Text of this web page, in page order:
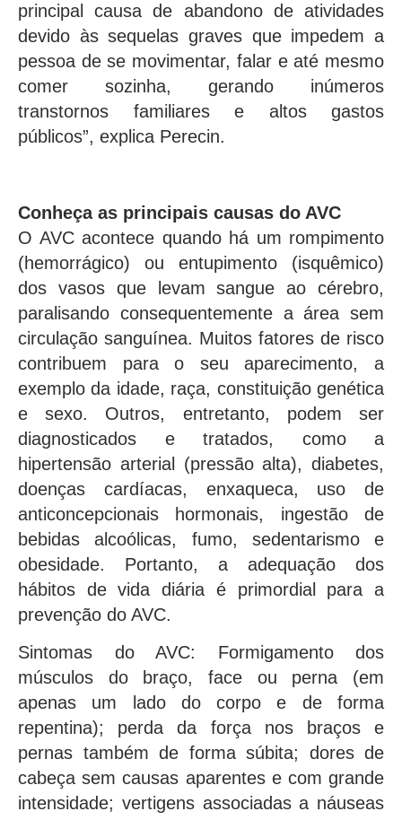
principal causa de abandono de atividades
devido às sequelas graves que impedem a
pessoa de se movimentar, falar e até mesmo
comer sozinha, gerando inúmeros
transtornos familiares e altos gastos
públicos”, explica Perecin.
Conheça as principais causas do AVC
O AVC acontece quando há um rompimento
(hemorrágico) ou entupimento (isquêmico)
dos vasos que levam sangue ao cérebro,
paralisando consequentemente a área sem
circulação sanguínea. Muitos fatores de risco
contribuem para o seu aparecimento, a
exemplo da idade, raça, constituição genética
e sexo. Outros, entretanto, podem ser
diagnosticados e tratados, como a
hipertensão arterial (pressão alta), diabetes,
doenças cardíacas, enxaqueca, uso de
anticoncepcionais hormonais, ingestão de
bebidas alcoólicas, fumo, sedentarismo e
obesidade. Portanto, a adequação dos
hábitos de vida diária é primordial para a
prevenção do AVC.
Sintomas do AVC: Formigamento dos
músculos do braço, face ou perna (em
apenas um lado do corpo e de forma
repentina); perda da força nos braços e
pernas também de forma súbita; dores de
cabeça sem causas aparentes e com grande
intensidade; vertigens associadas a náuseas